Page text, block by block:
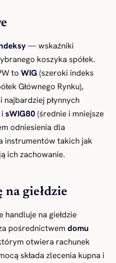
— wskaźniki
koszyka spółek.
to WIG (szeroki indeks
Głównego Rynku),
najbardziej płynnych
i sWIG80 (średnie i mniejsze
odniesienia dla
instrumentów takich jak
ich zachowanie.
na giełdzie
na giełdzie
pośrednictwem domu
otwiera rachunek
składa zlecenia kupna i